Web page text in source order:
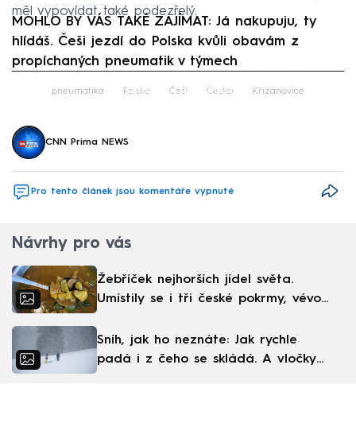
měl vypovídat také podezřelý.
MOHLO BY VÁS TAKÉ ZAJÍMAT: Já nakupuju, ty
hlídáš. Češi jezdí do Polska kvůli obavám z
propíchaných pneumatik v týmech
Failed to fetch
pneumatika Polsko Češi Česko Křižanovice
CNN Prima NEWS
Pro tento článek jsou komentáře vypnuté
Návrhy pro vás
Žebříček nejhorších jídel světa.
Umístily se i tři české pokrmy, vévodí
Sníh, jak ho neznáte: Jak rychle
padá i z čeho se skládá. A vločky